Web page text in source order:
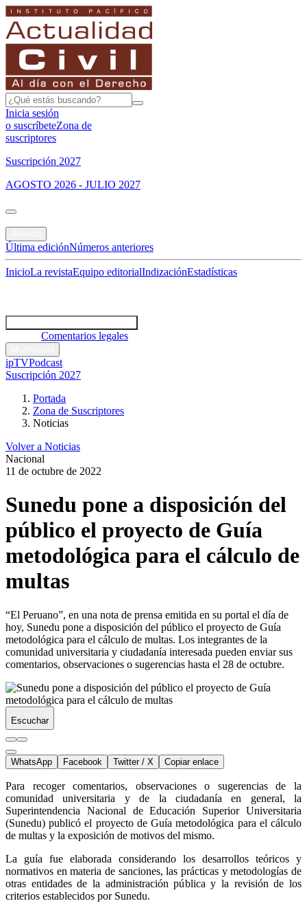
Inicia sesión
o suscríbeteZona de
suscriptores
Suscripción 2027
AGOSTO 2026 - JULIO 2027
Última ediciónNúmeros anteriores
InicioLa revistaEquipo editorialIndizaciónEstadísticas
Comentarios legales
ipTVPodcast
Suscripción 2027
Portada
Zona de Suscriptores
Noticias
Volver a Noticias
Nacional
11 de octubre de 2022
Sunedu pone a disposición del
público el proyecto de Guía
metodológica para el cálculo de
multas
“El Peruano”, en una nota de prensa emitida en su portal el día de
hoy, Sunedu pone a disposición del público el proyecto de Guía
metodológica para el cálculo de multas. Los integrantes de la
comunidad universitaria y ciudadanía interesada pueden enviar sus
comentarios, observaciones o sugerencias hasta el 28 de octubre.
Escuchar
WhatsApp Facebook Twitter / X Copiar enlace
Para recoger comentarios, observaciones o sugerencias de la
comunidad universitaria y de la ciudadanía en general, la
Superintendencia Nacional de Educación Superior Universitaria
(Sunedu) publicó el proyecto de Guía metodológica para el cálculo
de multas y la exposición de motivos del mismo.
La guía fue elaborada considerando los desarrollos teóricos y
normativos en materia de sanciones, las prácticas y metodologías de
otras entidades de la administración pública y la revisión de los
criterios establecidos por Sunedu.